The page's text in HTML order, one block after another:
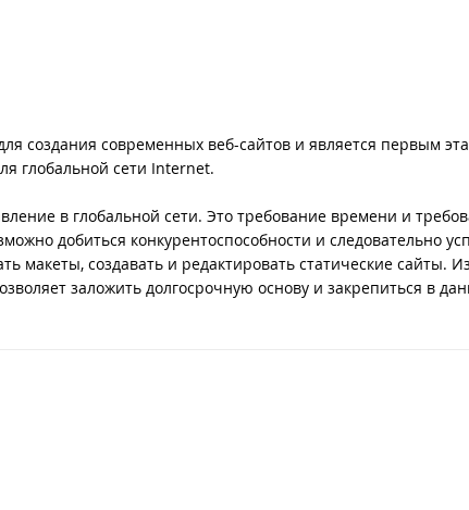
создания современных веб-сайтов и является первым
глобальной сети Internet.
в глобальной сети. Это требование времени и
добиться конкурентоспособности и следовательно
макеты, создавать и редактировать статические сайты.
заложить долгосрочную основу и закрепиться в